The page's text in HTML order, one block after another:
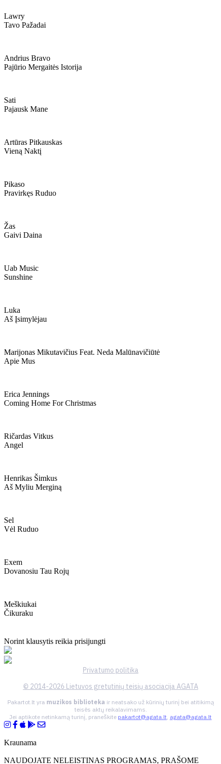
Lawry
Tavo Pažadai
Andrius Bravo
Pajūrio Mergaitės Istorija
Sati
Pajausk Mane
Artūras Pitkauskas
Vieną Naktį
Pikaso
Pravirkęs Ruduo
Žas
Gaivi Daina
Uab Music
Sunshine
Luka
Aš Įsimylėjau
Marijonas Mikutavičius Feat. Neda Malūnavičiūtė
Apie Mus
Erica Jennings
Coming Home For Christmas
Ričardas Vitkus
Angel
Henrikas Šimkus
Aš Myliu Merginą
Sel
Vėl Ruduo
Exem
Dovanosiu Tau Rojų
Meškiukai
Čikuraku
Norint klausytis reikia prisijungti
Privatumo politika
© 2014-2026 Lietuvos gretutinių teisių asociacija AGATA
Pakartot.lt yra muzikos biblioteka ir neatsako už kūrinių turinį bei atitikimą
teisės aktų reikalavimams.
Jei aptikote netinkamą turinį, praneškite pakartot@agata.lt, agata@agata.lt
Kraunama
NAUDOJATE NELEISTINAS PROGRAMAS, PRAŠOME